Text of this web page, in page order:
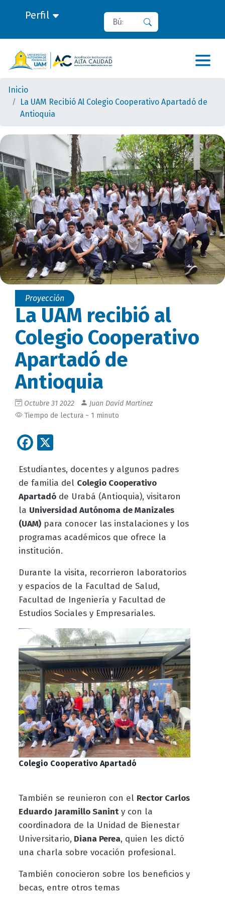
Perfil Buscar
Inicio
La UAM Recibió Al Colegio Cooperativo Apartadó de
Antioquia
Proyección
La UAM recibió al
Colegio Cooperativo
Apartadó de
Antioquia
Octubre 31 2022
Juan David Martinez
Tiempo de lectura ~ 1 minuto
Facebook
Estudiantes, docentes y algunos padres
de familia del Colegio Cooperativo
Apartadóde Urabá (Antioquia), visitaron
la Universidad Autónoma de Manizales
(UAM)para conocer las instalaciones y los
programas académicos que ofrece la
institución.
Durante la visita, recorrieron laboratorios
y espacios de la Facultad de Salud,
Facultad de Ingeniería y Facultad de
Estudios Sociales y Empresariales.
Colegio Cooperativo Apartadó
También se reunieron con el Rector Carlos
Eduardo Jaramillo Saninty con la
coordinadora de la Unidad de Bienestar
Universitario, Diana Perea, quien les dictó
una charla sobre vocación profesional.
También conocieron sobre los beneficios y
becas, entre otros temas